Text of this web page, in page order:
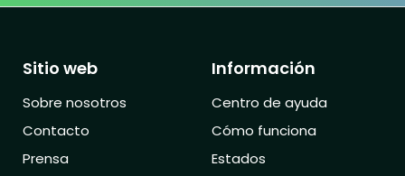
Sitio web
Sobre nosotros
Contacto
Prensa
Información
Centro de ayuda
Cómo funciona
Estados